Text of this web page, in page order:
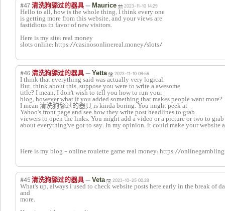
#47 清洗狗舔过的器具 — Maurice 2023-11-10 14:29
Hello to all, how is the whole thing, I think every one
is getting more from this website, and your views are
fastidious in favor of new visitors.
Here is my site: real money
slots online: https://casinosonlinereal.money/slots/
#46 清洗狗舔过的器具 — Yetta 2023-11-10 08:56
I think that everything said was actually very logical.
But, think about this, suppose you were to write a awesome
title? I mean, I don't wish to tell you how to run your
blog, however what if you added something that makes people want more?
I mean 清洗狗舔过的器具 is kinda boring. You might peek at
Yahoo's front page and see how they write post headlines to grab
viewers to open the links. You might add a video or a picture or two to
about everything've got to say. In my opinion, it could make your
Here is my blog - online roulette game real money: https://
#45 清洗狗舔过的器具 — Veta 2023-10-25 00:28
What's up, always i used to check website posts here early in the break of
and
more.